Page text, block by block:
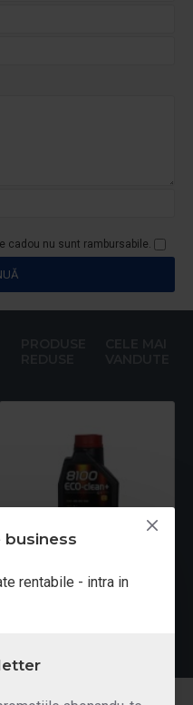
business
rentabile - intra in
cadou nu sunt rambursabile.